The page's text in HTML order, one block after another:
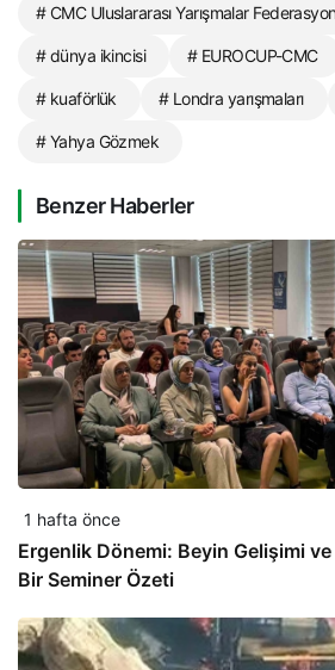
# CMC Uluslararası Yarışmalar
# dünya ikincisi # EUROCUP-CMC
# kuaförlük # Londra yarışmaları
# Yahya Gözmek
Benzer Haberler
1 hafta önce
Ergenlik Dönemi: Beyin Gelişimi ve
Bir Seminer Özeti